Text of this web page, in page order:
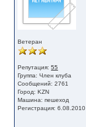
Ветеран
Репутация:55
Группа:Член клуба
Сообщений: 2761
Город: KZN
Машина: пешеход
Регистрация: 6.08.2010